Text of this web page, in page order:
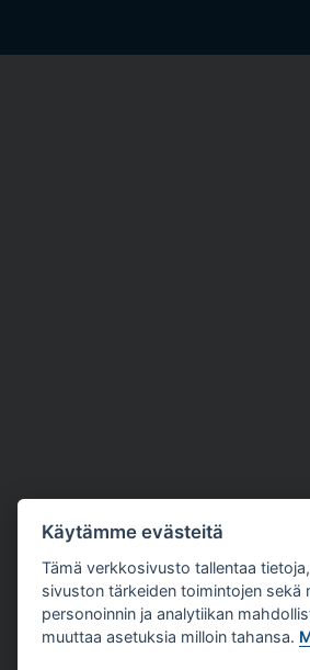
Käytämme evästeitä
Tämä verkkosivusto tallentaa
sivuston tärkeiden toimintojen sekä
personoinnin ja analytiikan
muuttaa asetuksia milloin tahansa.